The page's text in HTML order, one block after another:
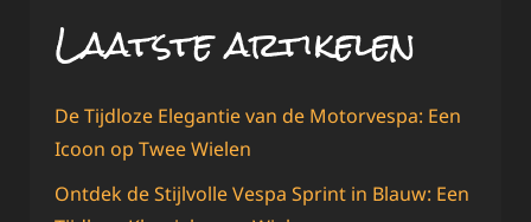
Laatste artikelen
De Tijdloze Elegantie van de Motorvespa: Een
Icoon op Twee Wielen
Ontdek de Stijlvolle Vespa Sprint in Blauw: Een